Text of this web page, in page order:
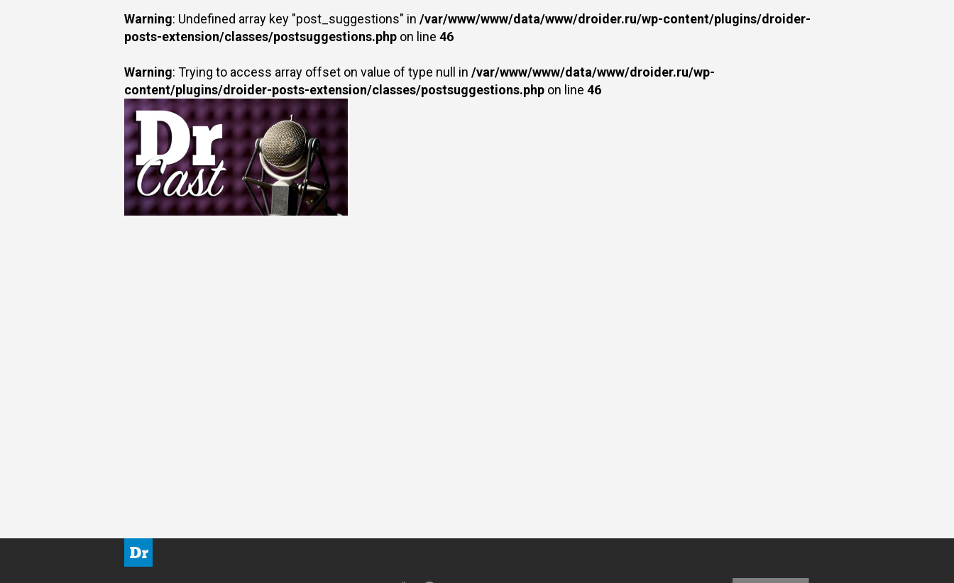
Warning: Undefined array key "post_suggestions" in /var/www/www/data/www/droider.ru/wp-content/plugins/droider-
posts-extension/classes/postsuggestions.phpon line 46
Warning: Trying to access array offset on value of type null in /var/www/www/data/www/droider.ru/wp-
content/plugins/droider-posts-extension/classes/postsuggestions.phpon line 46